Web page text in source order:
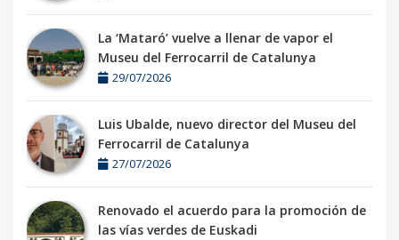
La ‘Mataró’ vuelve a llenar de vapor el
Museu del Ferrocarril de Catalunya
29/07/2026
Luis Ubalde, nuevo director del Museu del
Ferrocarril de Catalunya
27/07/2026
Renovado el acuerdo para la promoción de
las vías verdes de Euskadi